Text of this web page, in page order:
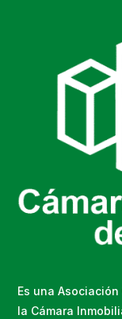
Es una
la Cámara